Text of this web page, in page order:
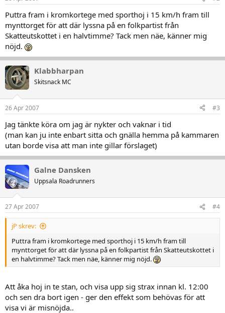
Puttra fram i kromkortege med sporthoj i 15 km/h fram till
mynttorget för att där lyssna på en folkpartist från
Skatteutskottet i en halvtimme? Tack men näe, känner mig
nöjd.
Klabbharpan
Skitsnack MC
26 Apr 2007 #3
Jag tänkte köra om jag är nykter och vaknar i tid
(man kan ju inte enbart sitta och gnälla hemma på kammaren
utan borde visa att man inte gillar förslaget)
Galne Dansken
Uppsala Roadrunners
27 Apr 2007 #4
jP skrev:
Puttra fram i kromkortege med sporthoj i 15 km/h fram till
mynttorget för att där lyssna på en folkpartist från Skatteutskottet i
en halvtimme? Tack men näe, känner mig nöjd.
Att åka hoj in te stan, och visa upp sig strax innan kl. 12:00
och sen dra bort igen - ger den effekt som behövas för att
visa vi är misnöjda..